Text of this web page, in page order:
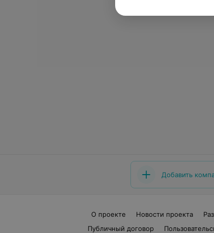
Добавить
О проекте Новости проекта
Публичный договор